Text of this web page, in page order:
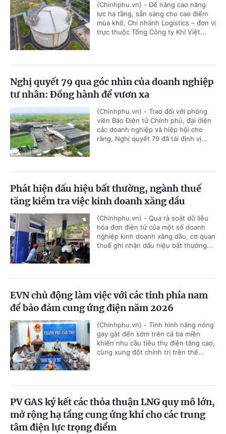
(Chinhphu.vn) - Để nâng cao năng
lực hạ tầng, sẵn sàng cho cao điểm
mùa khô, Chi nhánh Logistics – đơn vị
trực thuộc Tổng Công ty Khí Việt...
Nghị quyết 79 qua góc nhìn của doanh nghiệp
tư nhân: Đồng hành để vươn xa
(Chinhphu.vn) - Trao đổi với phóng
viên Báo Điện tử Chính phủ, đại diện
các doanh nghiệp và hiệp hội cho
rằng, Nghị quyết 79 đã tái định vị...
Phát hiện dấu hiệu bất thường, ngành thuế
tăng kiểm tra việc kinh doanh xăng dầu
(Chinhphu.vn) - Qua rà soát dữ liệu
hóa đơn điện tử của một số doanh
nghiệp kinh doanh xăng dầu, cơ quan
thuế ghi nhận dấu hiệu bất thường...
EVN chủ động làm việc với các tỉnh phía nam
để bảo đảm cung ứng điện năm 2026
(Chinhphu.vn) - Tình hình nắng nóng
gay gắt đến sớm trên cả ba miền
khiến nhu cầu tiêu thụ điện tăng cao,
cùng xung đột chính trị trên thế...
PV GAS ký kết các thỏa thuận LNG quy mô lớn,
mở rộng hạ tầng cung ứng khí cho các trung
tâm điện lực trọng điểm